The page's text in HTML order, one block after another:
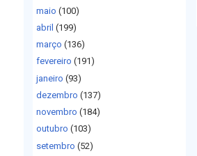
maio (100)
abril (199)
março (136)
fevereiro (191)
janeiro (93)
dezembro (137)
novembro (184)
outubro (103)
setembro (52)